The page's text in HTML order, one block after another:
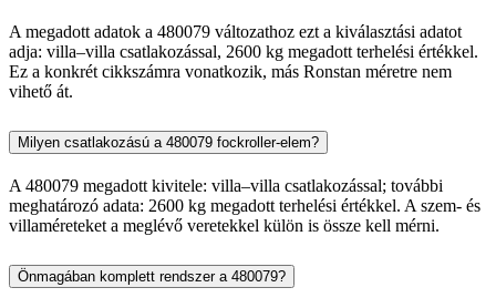
A megadott adatok a 480079 változathoz ezt a kiválasztási adatot
adja: villa–villa csatlakozással, 2600 kg megadott terhelési értékkel.
Ez a konkrét cikkszámra vonatkozik, más Ronstan méretre nem
vihető át.
Milyen csatlakozású a 480079 fockroller-elem?
A 480079 megadott kivitele: villa–villa csatlakozással; további
meghatározó adata: 2600 kg megadott terhelési értékkel. A szem- és
villaméreteket a meglévő veretekkel külön is össze kell mérni.
Önmagában komplett rendszer a 480079?